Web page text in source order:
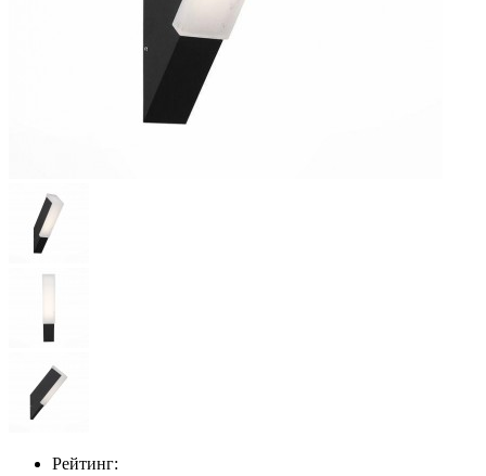
Рейтинг: